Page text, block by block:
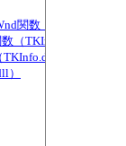
関数（TKInfo.dll）
（TKInfo.dll）
）
）